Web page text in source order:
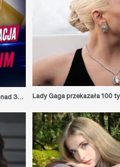
Apartament za fortunę, a w pokoju ponad 32 stopnie i żółta woda! Nagranie Książula z pobytu w nowym hotelu Gołębiewski obiegło sieć